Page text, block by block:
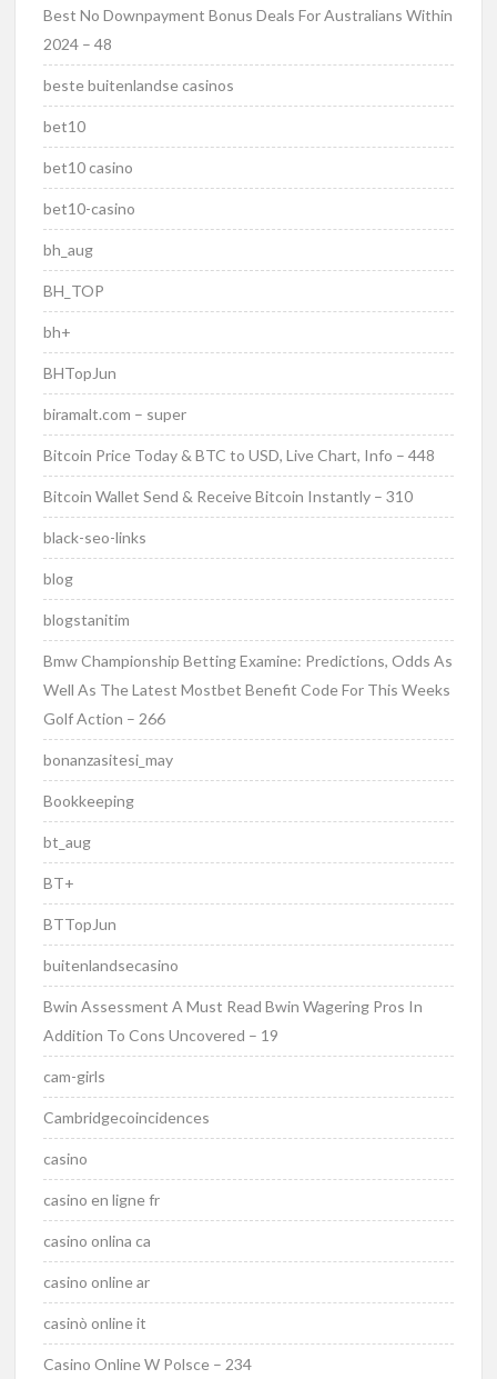
Best No Downpayment Bonus Deals For Australians Within
2024 – 48
beste buitenlandse casinos
bet10
bet10 casino
bet10-casino
bh_aug
BH_TOP
bh+
BHTopJun
biramalt.com – super
Bitcoin Price Today & BTC to USD, Live Chart, Info – 448
Bitcoin Wallet Send & Receive Bitcoin Instantly – 310
black-seo-links
blog
blogstanitim
Bmw Championship Betting Examine: Predictions, Odds As
Well As The Latest Mostbet Benefit Code For This Weeks
Golf Action – 266
bonanzasitesi_may
Bookkeeping
bt_aug
BT+
BTTopJun
buitenlandsecasino
Bwin Assessment A Must Read Bwin Wagering Pros In
Addition To Cons Uncovered – 19
cam-girls
Cambridgecoincidences
casino
casino en ligne fr
casino onlina ca
casino online ar
casinò online it
Casino Online W Polsce – 234